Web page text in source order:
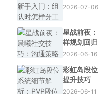
2026-07-06
星战前夜
样规划回
2026-06-16
彩虹岛段
提升技巧
2026-06-11